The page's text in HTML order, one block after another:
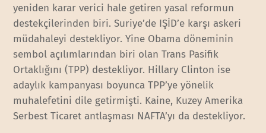
yeniden karar verici hale getiren yasal reformun
destekçilerinden biri. Suriye’de IŞİD’e karşı askeri
müdahaleyi destekliyor. Yine Obama döneminin
sembol açılımlarından biri olan Trans Pasifik
Ortaklığını (TPP) destekliyor. Hillary Clinton ise
adaylık kampanyası boyunca TPP’ye yönelik
muhalefetini dile getirmişti. Kaine, Kuzey Amerika
Serbest Ticaret antlaşması NAFTA’yı da destekliyor.